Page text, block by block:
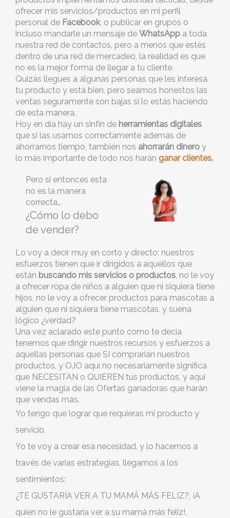
ofrecer mis servicios/productos en mi perfil
personal de Facebook, o publicar en grupos o
incluso mandarle un mensaje de WhatsApp a toda
nuestra red de contactos, pero a menos que estés
dentro de una red de mercadeo, la realidad es que
no es la mejor forma de llegar a tu cliente.
Quizás llegues a algunas personas que les interesa
tu producto y está bien, pero seamos honestos las
ventas seguramente son bajas si lo estás haciendo
de esta manera.
Hoy en día hay un sinfín de herramientas digitales
que si las usamos correctamente además de
ahorrarnos tiempo, también nos ahorrarán dinero y
lo más importante de todo nos harán ganar clientes.⁣
Pero si entonces esta
no es la manera
correcta…
¿Cómo lo debo
de vender?
Lo voy a decir muy en corto y directo: nuestros
esfuerzos tienen que ir dirigidos a aquellos que
están buscando mis servicios o productos, no le voy
a ofrecer ropa de niños a alguien que ni siquiera tiene
hijos, no le voy a ofrecer productos para mascotas a
alguien que ni siquiera tiene mascotas, y suena
lógico ¿verdad?
Una vez aclarado este punto como te decía
tenemos que dirigir nuestros recursos y esfuerzos a
aquellas personas que SI comprarían nuestros
productos, y OJO aquí no necesariamente significa
que NECESITAN o QUIEREN tus productos, y aquí
viene la magia de las Ofertas ganadoras que harán
que vendas más.
Yo tengo que lograr que requieras mi producto y
servicio.
Yo te voy a crear esa necesidad, y lo hacemos a
través de varias estrategias, llegamos a los
sentimientos:
¿TE GUSTARÍA VER A TU MAMÁ MÁS FELIZ?, ¡A
quien no le gustaría ver a su mamá más feliz!.